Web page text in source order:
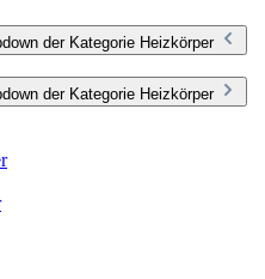
der Kategorie Heizkörper
der Kategorie Heizkörper